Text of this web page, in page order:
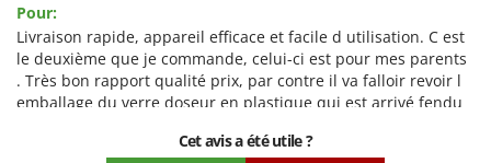
Prestations
Facilité d'utilisation
Qualité / Prix
Facilité de montage
Pour:
Livraison rapide, appareil efficace et facile d utilisation. C est
le deuxième que je commande, celui-ci est pour mes parents
. Très bon rapport qualité prix, par contre il va falloir revoir l
emballage du verre doseur en plastique qui est arrivé fendu
Cet avis a été utile ?